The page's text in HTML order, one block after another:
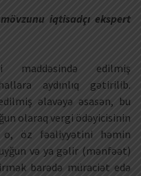
iqtisadçı ekspert
maddəsində edilmiş
aydınlıq gətirilib.
əlavəyə əsasən, bu
olaraq vergi ödəyicisinin
o, öz fəaliyyətini həmin
və ya gəlir (mənfəət)
barədə müraciət edə